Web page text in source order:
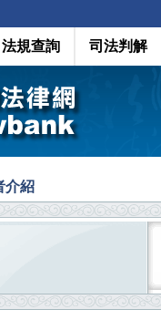
法規查詢 司法判解
介紹